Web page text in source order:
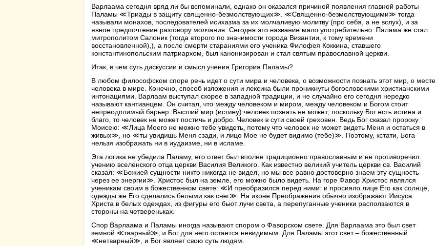
Варлаама сегодня вряд ли бы вспоминали, однако он оказался причиной появления главной работы
Паламы ≪Триады в защиту священно-безмолствующих≫. ≪Священно-безмолствующими≫ тогда
называли монахов, последователей исихазма за их молчаливую молитву (про себя, а не вслух), и за
явное предпочтение разговору молчания. Сегодня это название мало употребительно. Палама же стал
митрополитом Салоник (тогда второго по значимости города Византии, к тому времени
восстановленной),), а после смерти стараниями его ученика Филофея Коккина, ставшего
константинопольским патриархом, был канонизирован и стал святым православной церкви.
Итак, в чем суть дискуссии и смысл учения Григория Паламы?
В любом философском споре речь идет о сути мира и человека, о возможности познать этот мир, о месте
человека в мире. Конечно, способ изложения и лексика были проникнуты богословскими христианскими
интонациями. Варлаам выступал скорее в западной традиции, и не случайно его сегодня нередко
называют кантианцем. Он считал, что между человеком и миром, между человеком и Богом стоит
непреодолимый барьер. Высший мир (истину) человек познать не может; поскольку Бог есть истина и
благо, то человек не может постичь и добро. Человек в сути своей греховен. Ведь Бог сказал пророку
Моисею: ≪Лица Моего не можно тебе увидеть, потому что человек не может видеть Меня и остаться в
живых≫, но ≪ты увидишь Меня сзади, и лицо Мое не будет видимо (тебе)≫. Поэтому, кстати, Бога
нельзя изображать ни в иудаизме, ни в исламе.
Эта логика не убедила Паламу, его ответ был вполне традиционно православным и не противоречил
учению вселенского отца церкви Василия Великого. Как известно великий учитель церкви св. Василий
сказал: ≪Божией сущности никто никогда не видел, но мы все равно достоверно знаем эту сущность
через ее энергии≫. Христос был на земле, его можно было видеть. На горе Фавор Христос являлся
ученикам своим в божественном свете: ≪И преобразился перед ними: и просияло лице Его как солнце,
одежды же Его сделались белыми как снег≫. На иконе Преображения обычно изображают Иисуса
Христа в белых одеждах, из фигуры его бьют лучи света, а перепуганные ученики расползаются в
стороны на четвереньках.
Спор Варлаама и Паламы иногда называют спором о Фаворском свете. Для Варлаама это был свет
земной ≪тварный≫, и Бог для него остается невидимым. Для Паламы этот свет – божественный
≪нетварный≫, и Бог являет свою суть людям.